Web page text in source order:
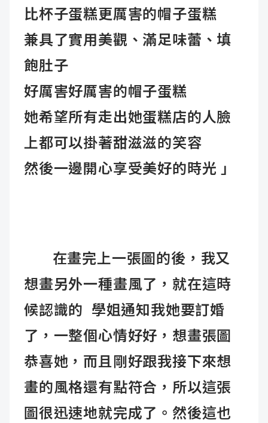
比杯子蛋糕更厲害的帽子蛋糕
兼具了實用美觀、滿足味蕾、填
飽肚子
好厲害好厲害的帽子蛋糕
她希望所有走出她蛋糕店的人臉
上都可以掛著甜滋滋的笑容
然後一邊開心享受美好的時光 」
在畫完上一張圖的後，我又
想畫另外一種畫風了，就在這時
候認識的 學姐通知我她要訂婚
了，一整個心情好好，想畫張圖
恭喜她，而且剛好跟我接下來想
畫的風格還有點符合，所以這張
圖很迅速地就完成了。然後這也